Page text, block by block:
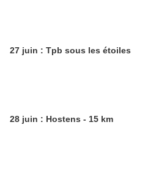
27 juin : Tpb sous les étoiles
28 juin : Hostens - 15 km